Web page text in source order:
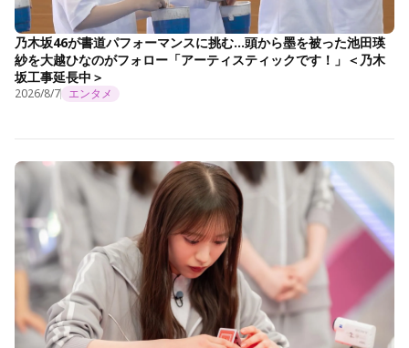
乃木坂46が書道パフォーマンスに挑む…頭から墨を被った池田瑛
紗を大越ひなのがフォロー「アーティスティックです！」＜乃木
坂工事延長中＞
2026/8/7 エンタメ